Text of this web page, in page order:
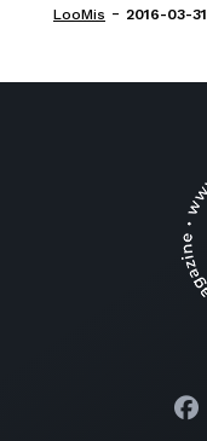
LooMis - 2016-03-31